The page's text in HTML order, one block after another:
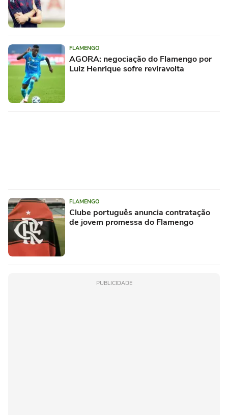
FLAMENGO
AGORA: negociação do Flamengo por
Luiz Henrique sofre reviravolta
FLAMENGO
Clube português anuncia contratação
de jovem promessa do Flamengo
PUBLICIDADE